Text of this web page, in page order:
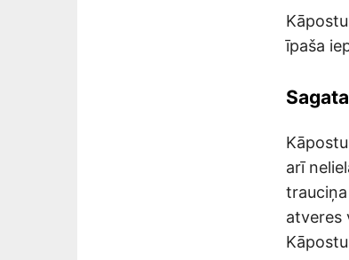
īpaša
arī
atveres